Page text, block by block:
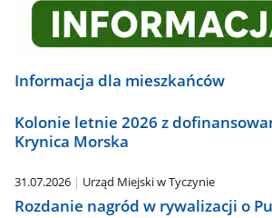
Informacja dla mieszkańców
Kolonie letnie 2026 z
Krynica Morska
31.07.2026 Urząd Miejski w Tyczynie
Rozdanie nagród w rywalizacji o